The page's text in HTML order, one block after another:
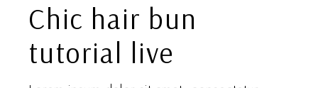
Chic hair bun
tutorial live